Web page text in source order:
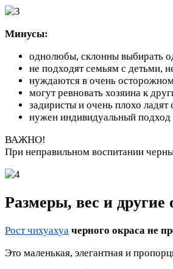
Минусы:
однолюбы, склонны выбирать
не подходят семьям с детьми,
нуждаются в очень
могут ревновать хозяина к
задиристы и очень плохо
нужен индивидуальный подход
ВАЖНО!
При неправильном воспитании
Размеры, вес и другие
Рост чихуахуа черного окраса не
Это маленькая, элегантная и